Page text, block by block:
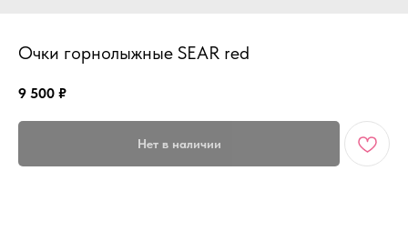
Очки горнолыжные SEAR red
9 500 ₽
Нет в наличии